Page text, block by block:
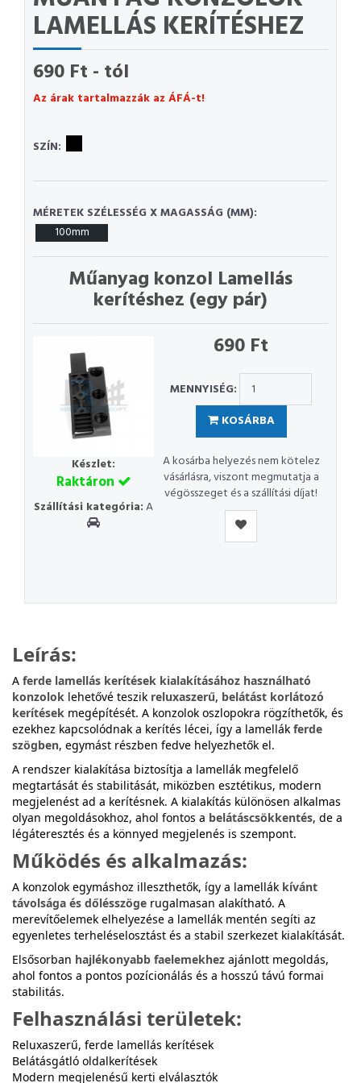
LAMELLÁS KERÍTÉSHEZ
690 Ft - tól
Az árak tartalmazzák az ÁFÁ-t!
SZÍN:
MÉRETEK SZÉLESSÉG X MAGASSÁG (MM):
100mm
Műanyag konzol Lamellás
kerítéshez (egy pár)
Készlet:
Raktáron
Szállítási kategória:A
690 Ft
MENNYISÉG:
KOSÁRBA
A kosárba helyezés nem kötelez
vásárlásra, viszont megmutatja a
végösszeget és a szállítási díjat!
Leírás:
A ferde lamellás kerítések kialakításához használható
konzolok lehetővé teszik reluxaszerű, belátást korlátozó
kerítések megépítését. A konzolok oszlopokra rögzíthetők, és
ezekhez kapcsolódnak a kerítés lécei, így a lamellák ferde
szögben, egymást részben fedve helyezhetők el.
A rendszer kialakítása biztosítja a lamellák megfelelő
megtartását és stabilitását, miközben esztétikus, modern
megjelenést ad a kerítésnek. A kialakítás különösen alkalmas
olyan megoldásokhoz, ahol fontos a belátáscsökkentés, de a
légáteresztés és a könnyed megjelenés is szempont.
Működés és alkalmazás:
A konzolok egymáshoz illeszthetők, így a lamellák kívánt
távolsága és dőlésszöge rugalmasan alakítható. A
merevítőelemek elhelyezése a lamellák mentén segíti az
egyenletes terheléselosztást és a stabil szerkezet kialakítását.
Elsősorban hajlékonyabb faelemekhez ajánlott megoldás,
ahol fontos a pontos pozícionálás és a hosszú távú formai
stabilitás.
Felhasználási területek:
Reluxaszerű, ferde lamellás kerítések
Belátásgátló oldalkerítések
Modern megjelenésű kerti elválasztók